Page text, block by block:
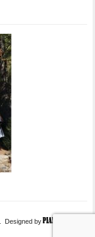
Designed by